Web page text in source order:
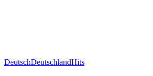
DeutschDeutschlandHits